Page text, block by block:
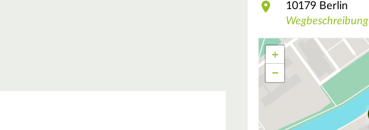
10179 Berlin
Wegbeschreibung
+
−